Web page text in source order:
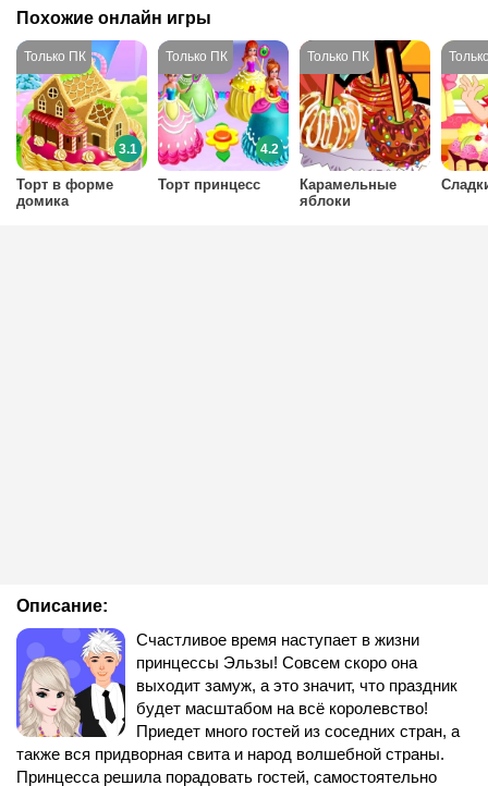
Описание:
Счастливое время наступает в жизни
принцессы Эльзы! Совсем скоро она
выходит замуж, а это значит, что праздник
будет масштабом на всё королевство!
Приедет много гостей из соседних стран, а
также вся придворная свита и народ волшебной страны.
Принцесса решила порадовать гостей, самостоятельно
Похожие онлайн игры
Торт в форме
домика
3.1
Торт принцесс
4.2
Карамельные
яблоки